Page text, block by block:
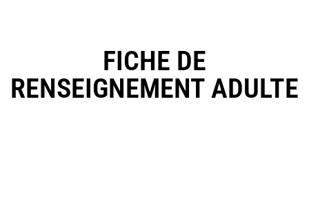
FICHE DE
RENSEIGNEMENT ADULTE